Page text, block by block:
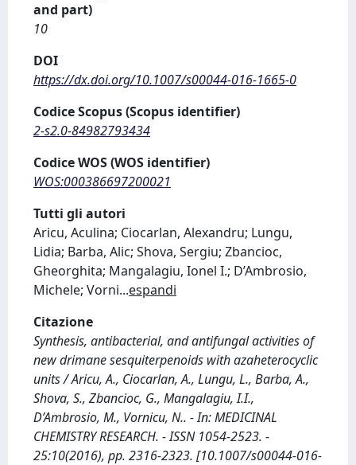
and part)
10
DOI
https://dx.doi.org/10.1007/s00044-016-1665-0
Codice Scopus (Scopus identifier)
2-s2.0-84982793434
Codice WOS (WOS identifier)
WOS:000386697200021
Tutti gli autori
Aricu, Aculina; Ciocarlan, Alexandru; Lungu,
Lidia; Barba, Alic; Shova, Sergiu; Zbancioc,
Gheorghita; Mangalagiu, Ionel I.; D’Ambrosio,
Michele; Vorni...espandi
Citazione
Synthesis, antibacterial, and antifungal activities of
new drimane sesquiterpenoids with azaheterocyclic
units / Aricu, A., Ciocarlan, A., Lungu, L., Barba, A.,
Shova, S., Zbancioc, G., Mangalagiu, I.I.,
D’Ambrosio, M., Vornicu, N.. - In: MEDICINAL
CHEMISTRY RESEARCH. - ISSN 1054-2523. -
25:10(2016), pp. 2316-2323. [10.1007/s00044-016-